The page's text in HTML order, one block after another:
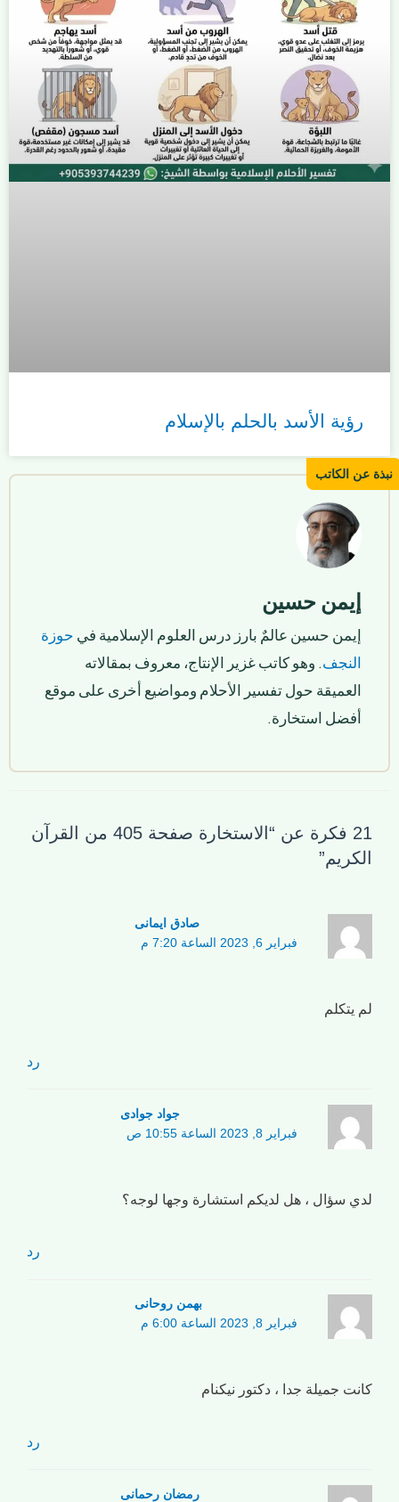
رؤية الأسد بالحلم بالإسلام
إيمن حسين
إيمن حسين عالمٌ بارز درس العلوم الإسلامية في حوزة
النجف. وهو كاتب غزير الإنتاج، معروف بمقالاته
العميقة حول تفسير الأحلام ومواضيع أخرى على موقع
أفضل استخارة.
21 فكرة عن “الاستخارة صفحة 405 من القرآن
الكريم”
صادق ایمانی
فبراير 6, 2023 الساعة 7:20 م
لم يتكلم
رد
جواد جوادی
فبراير 8, 2023 الساعة 10:55 ص
لدي سؤال ، هل لديكم استشارة وجها لوجه؟
رد
بهمن روحانی
فبراير 8, 2023 الساعة 6:00 م
كانت جميلة جدا ، دكتور نيكنام
رد
رمضان رحمانی